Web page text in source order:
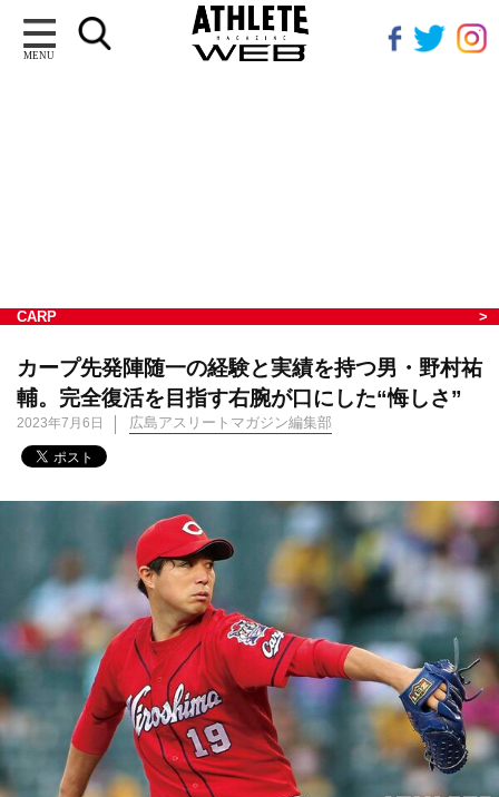
MENU
CARP
カープ先発陣随一の経験と実績を持つ男・野村祐
輔。完全復活を目指す右腕が口にした“悔しさ”
2023年7月6日 広島アスリートマガジン編集部